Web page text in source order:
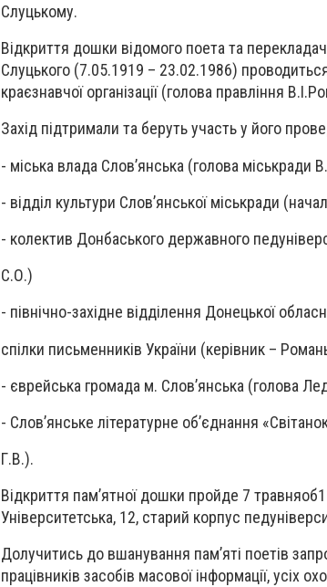
Слуцькому.
Відкриття дошки відомого поета та
Слуцького (7.05.1919 – 23.02.1986)
краєзнавчої організації (голова правління
Захід підтримали та беруть участь у його
- міська влада Слов’янська (голова міськради
- відділ культури Слов’янської міськради
- колектив Донбаського державного
С.О.)
- північно-західне відділення Донецької
спілки письменників України (керівник –
- єврейська громада м. Слов’янська (голова
- Слов’янське літературне об’єднання
Г.В.).
Відкриття пам’ятної дошки пройде 7
Університетська, 12, старий корпус
Долучитись до вшанування пам’яті поетів
працівників засобів масової інформації, усіх